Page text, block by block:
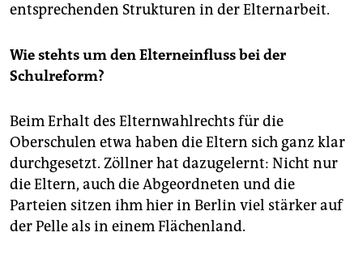
entsprechenden Strukturen in der Elternarbeit.
Wie stehts um den Elterneinfluss bei der
Schulreform?
Beim Erhalt des Elternwahlrechts für die
Oberschulen etwa haben die Eltern sich ganz klar
durchgesetzt. Zöllner hat dazugelernt: Nicht nur
die Eltern, auch die Abgeordneten und die
Parteien sitzen ihm hier in Berlin viel stärker auf
der Pelle als in einem Flächenland.